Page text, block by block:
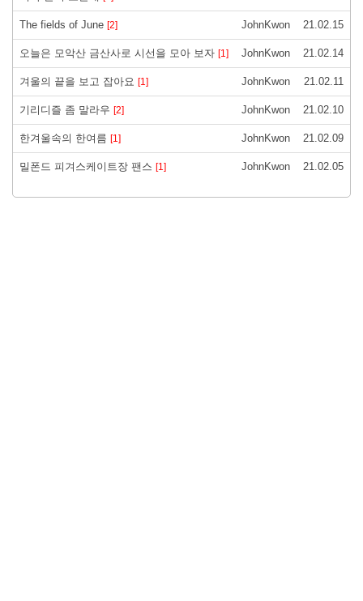
The fields of June [2] JohnKwon 21.02.15
오늘은 모악산 금산사로 시선을 모아 보자 [1] JohnKwon 21.02.14
겨울의 끝을 보고 잡아요 [1] JohnKwon 21.02.11
기리디즐 좀 말라우 [2] JohnKwon 21.02.10
한겨울속의 한여름 [1] JohnKwon 21.02.09
밀폰드 피겨스케이트장 팬스 [1] JohnKwon 21.02.05